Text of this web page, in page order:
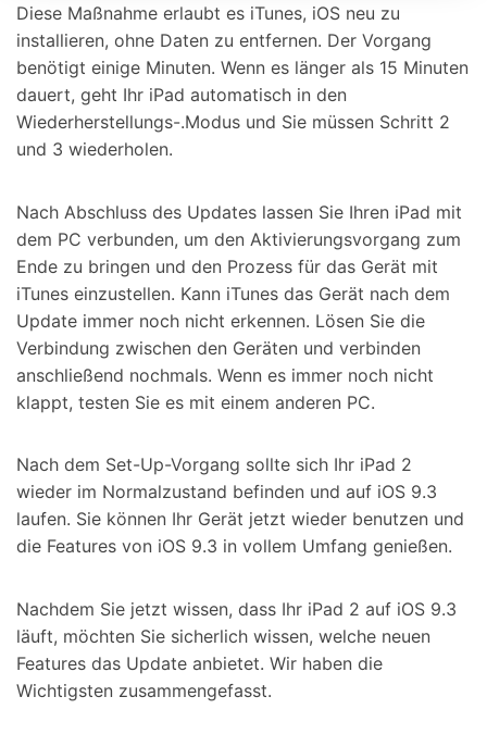
Diese Maßnahme erlaubt es iTunes, iOS neu zu
installieren, ohne Daten zu entfernen. Der Vorgang
benötigt einige Minuten. Wenn es länger als 15 Minuten
dauert, geht Ihr iPad automatisch in den
Wiederherstellungs-.Modus und Sie müssen Schritt 2
und 3 wiederholen.
Nach Abschluss des Updates lassen Sie Ihren iPad mit
dem PC verbunden, um den Aktivierungsvorgang zum
Ende zu bringen und den Prozess für das Gerät mit
iTunes einzustellen. Kann iTunes das Gerät nach dem
Update immer noch nicht erkennen. Lösen Sie die
Verbindung zwischen den Geräten und verbinden
anschließend nochmals. Wenn es immer noch nicht
klappt, testen Sie es mit einem anderen PC.
Nach dem Set-Up-Vorgang sollte sich Ihr iPad 2
wieder im Normalzustand befinden und auf iOS 9.3
laufen. Sie können Ihr Gerät jetzt wieder benutzen und
die Features von iOS 9.3 in vollem Umfang genießen.
Nachdem Sie jetzt wissen, dass Ihr iPad 2 auf iOS 9.3
läuft, möchten Sie sicherlich wissen, welche neuen
Features das Update anbietet. Wir haben die
Wichtigsten zusammengefasst.